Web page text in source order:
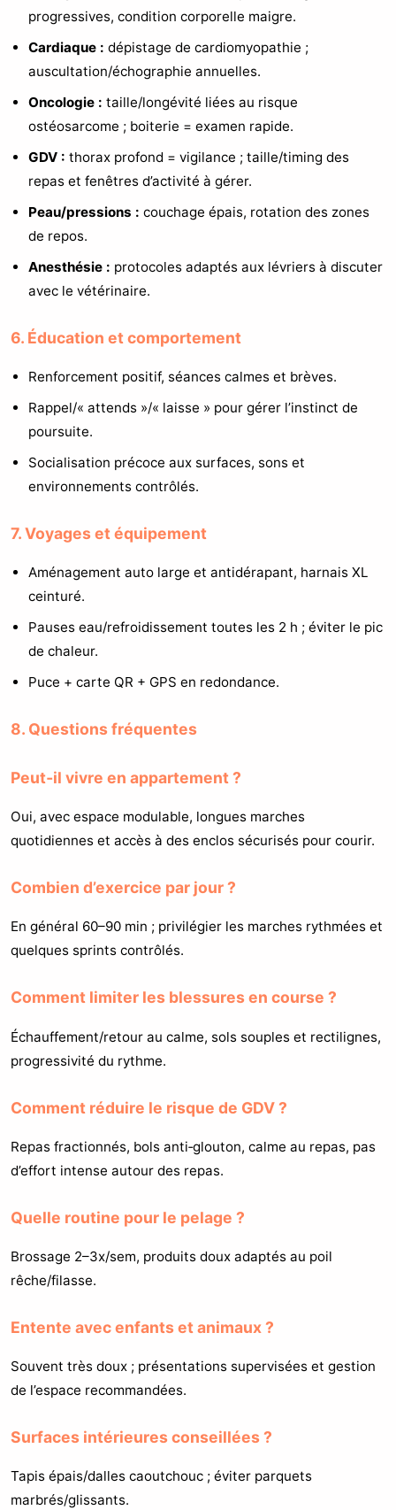
progressives, condition corporelle maigre.
Cardiaque : dépistage de cardiomyopathie ;
auscultation/échographie annuelles.
Oncologie : taille/longévité liées au risque
ostéosarcome ; boiterie = examen rapide.
GDV : thorax profond = vigilance ; taille/timing des
repas et fenêtres d’activité à gérer.
Peau/pressions : couchage épais, rotation des zones
de repos.
Anesthésie : protocoles adaptés aux lévriers à discuter
avec le vétérinaire.
6. Éducation et comportement
Renforcement positif, séances calmes et brèves.
Rappel/« attends »/« laisse » pour gérer l’instinct de
poursuite.
Socialisation précoce aux surfaces, sons et
environnements contrôlés.
7. Voyages et équipement
Aménagement auto large et antidérapant, harnais XL
ceinturé.
Pauses eau/refroidissement toutes les 2 h ; éviter le pic
de chaleur.
Puce + carte QR + GPS en redondance.
8. Questions fréquentes
Peut‑il vivre en appartement ?
Oui, avec espace modulable, longues marches
quotidiennes et accès à des enclos sécurisés pour courir.
Combien d’exercice par jour ?
En général 60–90 min ; privilégier les marches rythmées et
quelques sprints contrôlés.
Comment limiter les blessures en course ?
Échauffement/retour au calme, sols souples et rectilignes,
progressivité du rythme.
Comment réduire le risque de GDV ?
Repas fractionnés, bols anti‑glouton, calme au repas, pas
d’effort intense autour des repas.
Quelle routine pour le pelage ?
Brossage 2–3x/sem, produits doux adaptés au poil
rêche/filasse.
Entente avec enfants et animaux ?
Souvent très doux ; présentations supervisées et gestion
de l’espace recommandées.
Surfaces intérieures conseillées ?
Tapis épais/dalles caoutchouc ; éviter parquets
marbrés/glissants.